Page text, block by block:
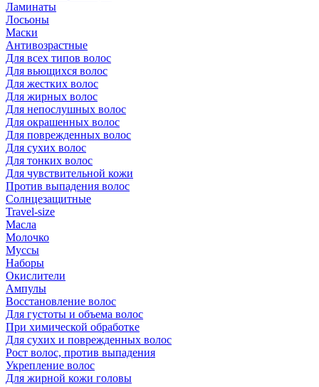
Ламинаты
Лосьоны
Маски
Антивозрастные
Для всех типов волос
Для вьющихся волос
Для жестких волос
Для жирных волос
Для непослушных волос
Для окрашенных волос
Для поврежденных волос
Для сухих волос
Для тонких волос
Для чувствительной кожи
Против выпадения волос
Солнцезащитные
Travel-size
Масла
Молочко
Муссы
Наборы
Окислители
Ампулы
Восстановление волос
Для густоты и объема волос
При химической обработке
Для сухих и поврежденных волос
Рост волос, против выпадения
Укрепление волос
Для жирной кожи головы